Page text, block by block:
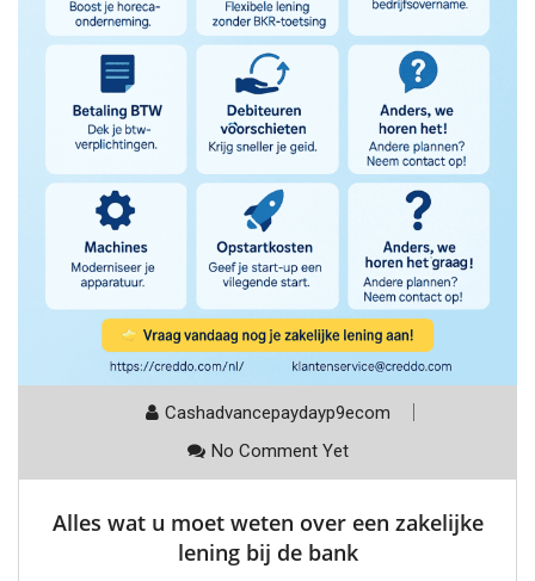
Cashadvancepaydayp9ecom
No Comment Yet
Alles wat u moet weten over een zakelijke
lening bij de bank